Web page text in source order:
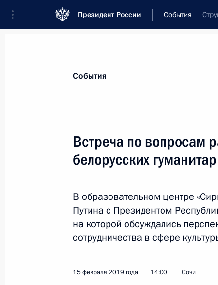
Президент России События
Новости
22 февраля 2019 года, пятница
22 февраля 2019 года, 19:40 Москва,
Совещание с постоянными
События
Встреча по вопросам
белорусских
В образовательном центре
Путина с Президентом
на которой обсуждались
сотрудничества в сфере
15 февраля 2019 года 14:00 Сочи